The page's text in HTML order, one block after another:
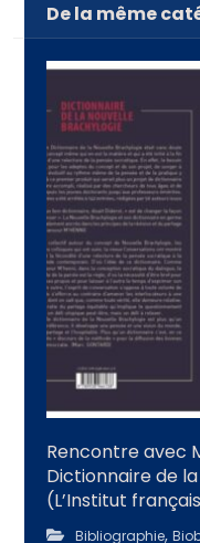
De la même
Rencontre avec
Dictionnaire de
(L’Institut
Bibliographie,